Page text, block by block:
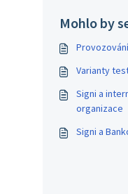
Mohlo by
Varianty
Signi a
organizace
Signi a